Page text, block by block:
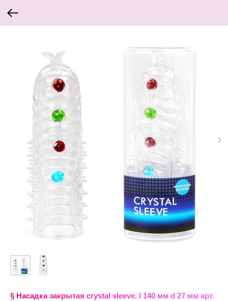
§ Насадка закрытая crystal sleeve, l 140 мм d 27 мм арт.